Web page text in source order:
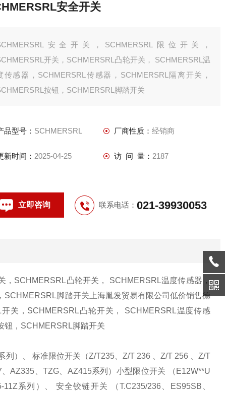
安全开关
安全开关，SCHMERSRL限位开关，
开关，SCHMERSRL凸轮开关， SCHMERSRL温
传感器，SCHMERSRL传感器，SCHMERSRL隔离开关，
按钮，SCHMERSRL脚踏开关
品型号： SCHMERSRL 厂商性质： 经销商
新时间： 2025-04-25 访 问 量： 2187
立即咨询 联系电话： 021-39930053
，SCHMERSRL凸轮开关， SCHMERSRL温度传感器，
SCHMERSRL脚踏开关 上海胤发贸易有限公司低价销售德
关，SCHMERSRL凸轮开关， SCHMERSRL温度传感
钮，SCHMERSRL脚踏开关
）、 标准限位开关（Z/T235、Z/T 236 、Z/T 256 、Z/T
AZ335、TZG、AZ415系列）小型限位开关 （E12W**U
系列）、 安全铰链开关 （T.C235/236、ES95SB、